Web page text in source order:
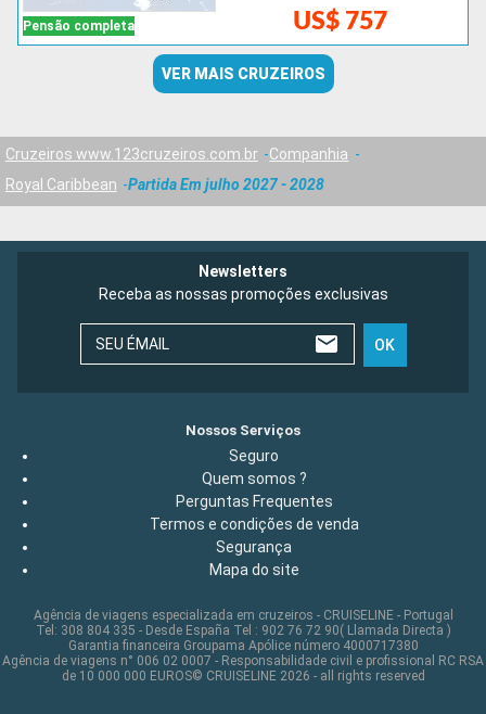
Pensão completa US$ 757
VER MAIS CRUZEIROS
Cruzeiros www.123cruzeiros.com.br
Companhia
Royal Caribbean
Partida Em julho 2027 - 2028
Newsletters
Receba as nossas promoções exclusivas
SEU ÉMAIL OK
Nossos Serviços
Seguro
Quem somos ?
Perguntas Frequentes
Termos e condições de venda
Segurança
Mapa do site
Agência de viagens especializada em cruzeiros - CRUISELINE - Portugal
Tel: 308 804 335 - Desde España Tel : 902 76 72 90( Llamada Directa )
Garantia financeira Groupama Apólice número 4000717380
Agência de viagens n° 006 02 0007 - Responsabilidade civil e profissional RC RSA
de 10 000 000 EUROS© CRUISELINE 2026 - all rights reserved